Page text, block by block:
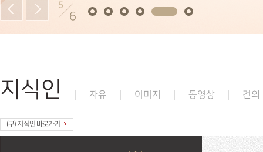
5
6
지식인 자유 이미지 동영상 건의
(구) 지식인 바로가기